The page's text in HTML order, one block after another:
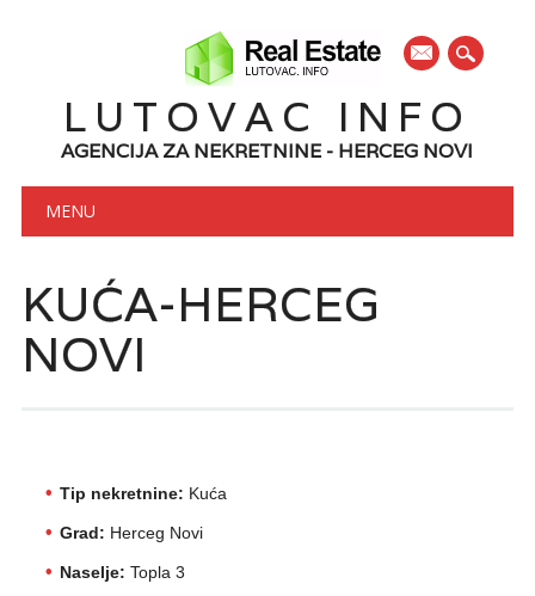
mail
LUTOVAC INFO
AGENCIJA ZA NEKRETNINE - HERCEG NOVI
Main menu
MENU
KUĆA-HERCEG
NOVI
Tip nekretnine: Kuća
Grad: Herceg Novi
Naselje: Topla 3